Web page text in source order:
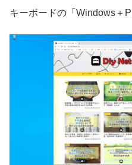
キーボードの「Windows＋